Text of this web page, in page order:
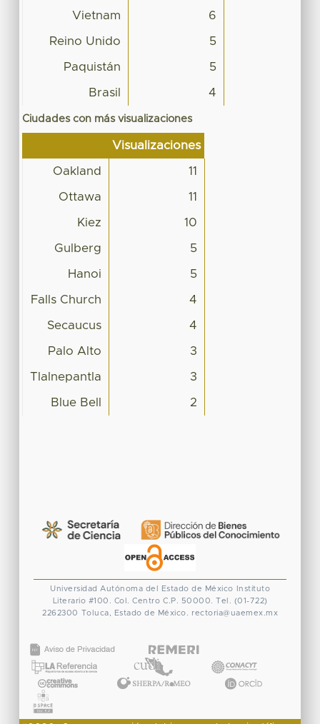
Vietnam 6
Reino Unido 5
Paquistán 5
Brasil 4
Ciudades con más visualizaciones
Visualizaciones
Oakland 11
Ottawa 11
Kiez 10
Gulberg 5
Hanoi 5
Falls Church 4
Secaucus 4
Palo Alto 3
Tlalnepantla 3
Blue Bell 2
Universidad Autónoma del Estado de México
Instituto
Literario #100. Col. Centro C.P. 50000. Tel. (01-722)
2262300 Toluca, Estado de México. rectoria@uaemex.mx